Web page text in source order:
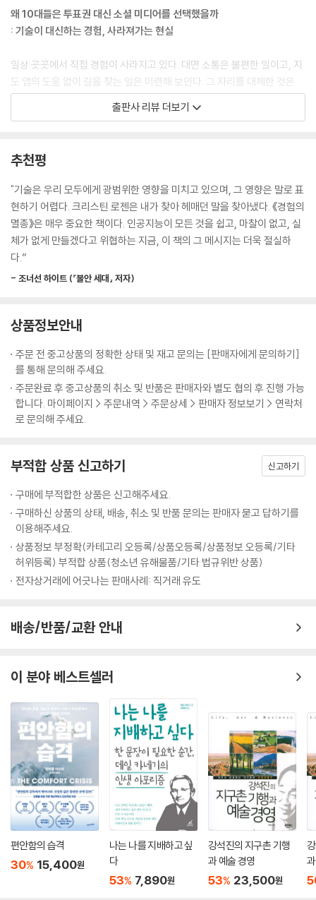
면 상호작용의 가능성은 낮으며 익명의 괴롭힘이 쉬운 곳에서 성장할 것이
다. 그곳은 역사에 대한 인식이 달라진 세계다. 과거는 더 이상 멀고 단절된
무언가가 아니다. 페이스북이 “1년 전 오늘” 기능으로 상기시켜주는 것이
다. 기술 회사들이 자주 상기시켜주듯이 그곳은 가능성의 세계이고, 애플
광고 슬로건이 약속하듯이 “자동적이고 수월하며 매끄러운” 곳이다. 이곳
이 우리가 사는 세계다. 여기는 우리가 살고 싶은 곳인가?
관대함이다.” 물리적으로 구현된 존재로서 서로에게 관심을 보이는 것, 즉
보고, 서로의 몸짓에 공감하는 것은 우리를 인간답게 만드는 핵심 요소다.
다른 사람에게 관심을 주려면 그의 물리적 존재에 시간을 할애해야만 한
다. 아무리 뛰어난 기술이라도 이런 모든 요구를 충족시킬 수는 없다.
--- p.87
몽테뉴는 수세기 전에 이렇게 경고했다. “모든 사람이 다른 곳으로, 미래로
에 대해 어떻게 생각하는지 파악하려면 시간, 인내, 지루함, 백일몽, 발견
에 대한 기대가 필요하다. 이것들이 없다면 우리는 그저 시간을 죽이고 있
는 것이다.
--- p.169
철학자 로버트 노직은 그의 책 《아나키에서 유토피아로》 에서 간단한 질문
가? 대부분의 사람이 “아니오”라고 답하리라는 것이 일반적인 믿음이었
제로 하는 것을 원한다”고 주장했다. “우리는 특정한 방식으로, 특정한 사
람이 되기를 바란다.” 그는 기계에 연결하는 것을 “일종의 자살”에 비유했
다.
--- p.265
왜 10대들은 투표권 대신 소셜 미디어를 선택했을까
: 기술이 대신하는 경험, 사라져가는 현실
일상 곳곳에서 직접 경험이 사라지고 있다. 대면 소통은 불편한 일이고, 지
도 앱의 도움 없이 길을 찾는 일은 미련해 보인다. 그 자리를 대체한 것은
인공지능을 비롯한 디지털 기술이다. 이제 단순히 경험을 대체하는 것을
넘어, 기술로 매개된 경험은 직접 경험보다 더 우선시되고 있다. 1년 동안
전 세계 청소년의 53퍼센트가 자신이 선호하는 기술을 잃느니 후각을 잃
는 편을 선택하겠다고 대답하기도 했다. 저자는 기술로 매개된 경험이 직
접 경험을 추월하는 시대가 도래했다고 선언한다. 직접 경험이 매개 경험
으로 대체됨에 따라 경험은 ‘겪는’ 일에서 ‘보는’ 일로 옮겨가고 있다. 여행
지의 모습보다 여행에 떠난 자신의 모습을 중계하고, 동영상을 보는 자신
의 모습을 다시 촬영한 리액션 영상을 게시한다. 이는 직접 경험이 박탈된
우리는 더 이상 경험으로부터 현실을 배우지 않는다. 대신 가상의 체험을
이 매끄러운 세계는 우리가 살고 싶은 곳인가
: 기술과 자본이 만든 ‘안전한 유토피아’
기술로 매개된 경험이 직접 경험을 압도하게 된 원인은 크게 두 가지다. 하
나는 ‘매끄러움’과 ‘최적화’를 선호하는 기술 사용자들의 선호이고, 다른 하
나는 기술을 설계한 빅테크 기업들의 이익 추구다. 현실 세계는 혼란과 마
서 자신의 시도가 실패할 가능성이 존재한다. 데이터를 통해서 최적화된
기술 경험은 다르다. 기술 세계는 사용자가 실패할 가능성이 최소화된, 현
실에는 존재하지 않는 유토피아다. 기술 사용자들은 이 매끄러운 세계에서
고통과 실패가 삭제된 경험으로 실제 경험을 대체한다. 체계화되지 않은
현실의 경험보다 균질화된 매개 경험이 더 가치 있게 여겨진다.
이에 더해, 저자는 우리가 빅테크 기업들이 기술을 발전시키는 이유를 망
각했다는 점을 지적한다. 그 목표란 이윤 추구다. 빅테크 기업들은 자신들
의 이윤을 추구하기 위해서 기술 사용자들에게 유토피아와 같은 세계를 약
운” 곳을 약속한다는 이 슬로건은 애플의 광고에서 들어 있는 말이다. 저자
경험이 멸종된 시대, 인간다움은 가능한가
그림….
기술이 경험을 대신하는 세상이 위협하는 호모 사피엔스의 미래
《불안 세대》의 저자인 조너선 하이트는 《경험의 멸종》을 추천하며 다음과
같이 말했다. “인공지능이 모든 것을 쉽고, 마찰 없고, 실체 없게 만들겠다
고 위협하는 지금, 이 책의 메시지는 더욱 절실하다.” 매끄럽고 자동화된
매개 경험에 비해서 실제 현실은 언제나 실패의 가능성이 존재하는, 혼란
스러운 공간이다. 그러나 저자는 그런 현실을 옹호해야 한다고 역설한다.
그 혼란과 실패가 인간적인 삶의 핵심이기 때문이다. 우리는 불편함과 동
시에 인간의 조건이 되는 그 현실의 경험들까지 함께 제거해나가고 있다.
책을 읽지 않고 기기에게 요약해달라고 하는 일은 독서의 종말을, 문서 작
출판사 리뷰 더보기
추천평
"기술은 우리 모두에게 광범위한 영향을 미치고 있으며, 그 영향은 말로 표
현하기 어렵다. 크리스틴 로젠은 내가 찾아 헤매던 말을 찾아냈다. 《경험의
멸종》은 매우 중요한 책이다. 인공지능이 모든 것을 쉽고, 마찰이 없고, 실
체가 없게 만들겠다고 위협하는 지금, 이 책의 그 메시지는 더욱 절실하
다.”
- 조너선 하이트 (『불안 세대』 저자)
상품정보안내
주문 전 중고상품의 정확한 상태 및 재고 문의는 [판매자에게 문의하기]
를 통해 문의해 주세요.
주문완료 후 중고상품의 취소 및 반품은 판매자와 별도 협의 후 진행 가능
합니다. 마이페이지 > 주문내역 > 주문상세 > 판매자 정보보기 > 연락처
로 문의해 주세요.
부적합 상품 신고하기 신고하기
구매에 부적합한 상품은 신고해주세요.
구매하신 상품의 상태, 배송, 취소 및 반품 문의는 판매자 묻고 답하기를
이용해주세요.
상품정보 부정확(카테고리 오등록/상품오등록/상품정보 오등록/기타
허위등록) 부적합 상품(청소년 유해물품/기타 법규위반 상품)
전자상거래에 어긋나는 판매사례: 직거래 유도
배송/반품/교환 안내
이 분야 베스트셀러
편안함의 습격
30% 15,400원
나는 나를 지배하고 싶
다
53% 7,890원
강석진의 지구촌 기행
과 예술 경영
53% 23,500원